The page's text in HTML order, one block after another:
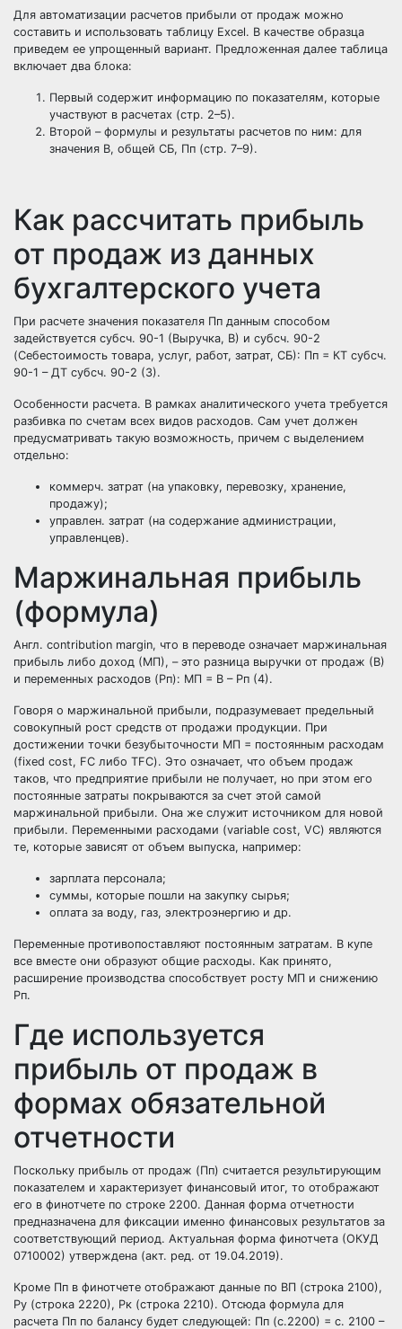
Для автоматизации расчетов прибыли от продаж можно
составить и использовать таблицу Excel. В качестве образца
приведем ее упрощенный вариант. Предложенная далее таблица
включает два блока:
Первый содержит информацию по показателям, которые
участвуют в расчетах (стр. 2–5).
Второй – формулы и результаты расчетов по ним: для
значения В, общей СБ, Пп (стр. 7–9).
Как рассчитать прибыль
от продаж из данных
бухгалтерского учета
При расчете значения показателя Пп данным способом
задействуется субсч. 90-1 (Выручка, В) и субсч. 90-2
(Себестоимость товара, услуг, работ, затрат, СБ): Пп = КТ субсч.
90-1 – ДТ субсч. 90-2 (3).
Особенности расчета. В рамках аналитического учета требуется
разбивка по счетам всех видов расходов. Сам учет должен
предусматривать такую возможность, причем с выделением
отдельно:
коммерч. затрат (на упаковку, перевозку, хранение,
продажу);
управлен. затрат (на содержание администрации,
управленцев).
Маржинальная прибыль
(формула)
Англ. contribution margin, что в переводе означает маржинальная
прибыль либо доход (МП), – это разница выручки от продаж (В)
и переменных расходов (Рп): МП = В – Рп (4).
Говоря о маржинальной прибыли, подразумевает предельный
совокупный рост средств от продажи продукции. При
достижении точки безубыточности МП = постоянным расходам
(fixed cost, FC либо TFC). Это означает, что объем продаж
таков, что предприятие прибыли не получает, но при этом его
постоянные затраты покрываются за счет этой самой
маржинальной прибыли. Она же служит источником для новой
прибыли. Переменными расходами (variable cost, VC) являются
те, которые зависят от объем выпуска, например:
зарплата персонала;
суммы, которые пошли на закупку сырья;
оплата за воду, газ, электроэнергию и др.
Переменные противопоставляют постоянным затратам. В купе
все вместе они образуют общие расходы. Как принято,
расширение производства способствует росту МП и снижению
Рп.
Где используется
прибыль от продаж в
формах обязательной
отчетности
Поскольку прибыль от продаж (Пп) считается результирующим
показателем и характеризует финансовый итог, то отображают
его в финотчете по строке 2200. Данная форма отчетности
предназначена для фиксации именно финансовых результатов за
соответствующий период. Актуальная форма финотчета (ОКУД
0710002) утверждена (акт. ред. от 19.04.2019).
Кроме Пп в финотчете отображают данные по ВП (строка 2100),
Ру (строка 2220), Рк (строка 2210). Отсюда формула для
расчета Пп по балансу будет следующей: Пп (с.2200) = с. 2100 –